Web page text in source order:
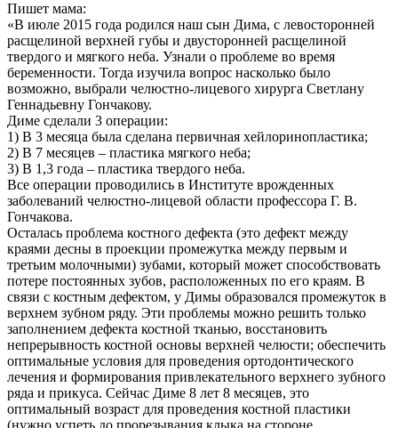
Пишет мама:
«В июле 2015 года родился наш сын Дима, с левосторонней
расщелиной верхней губы и двусторонней расщелиной
твердого и мягкого неба. Узнали о проблеме во время
беременности. Тогда изучила вопрос насколько было
возможно, выбрали челюстно-лицевого хирурга Светлану
Геннадьевну Гончакову.
Диме сделали 3 операции:
1) В 3 месяца была сделана первичная хейлоринопластика;
2) В 7 месяцев – пластика мягкого неба;
3) В 1,3 года – пластика твердого неба.
Все операции проводились в Институте врожденных
заболеваний челюстно-лицевой области профессора Г. В.
Гончакова.
Осталась проблема костного дефекта (это дефект между
краями десны в проекции промежутка между первым и
третьим молочными) зубами, который может способствовать
потере постоянных зубов, расположенных по его краям. В
связи с костным дефектом, у Димы образовался промежуток в
верхнем зубном ряду. Эти проблемы можно решить только
заполнением дефекта костной тканью, восстановить
непрерывность костной основы верхней челюсти; обеспечить
оптимальные условия для проведения ортодонтического
лечения и формирования привлекательного верхнего зубного
ряда и прикуса. Сейчас Диме 8 лет 8 месяцев, это
оптимальный возраст для проведения костной пластики